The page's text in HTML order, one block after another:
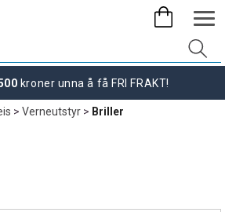
kroner unna å få FRI FRAKT!
>Verneutstyr> Briller